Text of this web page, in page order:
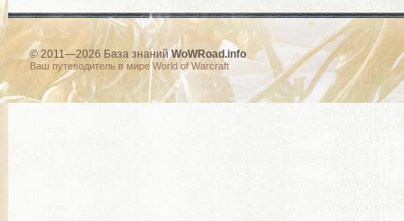
© 2011—2026 База знанийWoWRoad.info
Ваш путеводитель в мире World of Warcraft